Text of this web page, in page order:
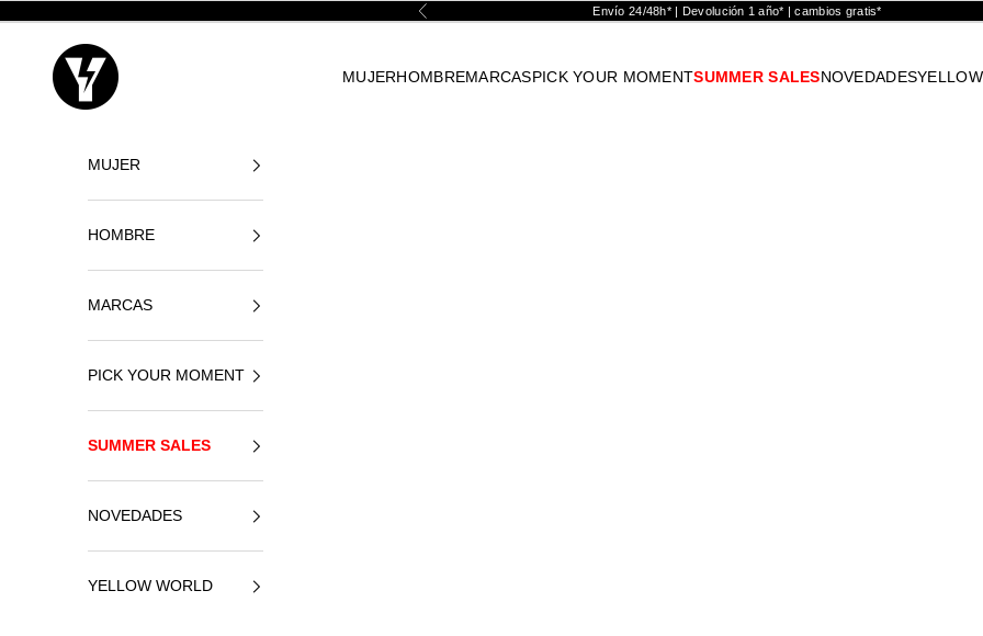
Anterior Envío 24/48h* | Devolución 1 año* | cambios gratis*
Yellowshop
MUJERHOMBREMARCASPICK YOUR MOMENTSUMMER SALESNOVEDADES
MUJER
HOMBRE
MARCAS
PICK YOUR MOMENT
SUMMER SALES
NOVEDADES
YELLOW WORLD